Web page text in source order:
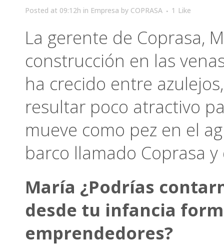
Posted at 09:12h in Empresa by COPRASA 1 Like
La gerente de Coprasa,
construcción en las
ha crecido entre
resultar poco atractivo
mueve como pez en el
barco llamado Coprasa
María ¿Podrías
desde tu infancia
emprendedores?